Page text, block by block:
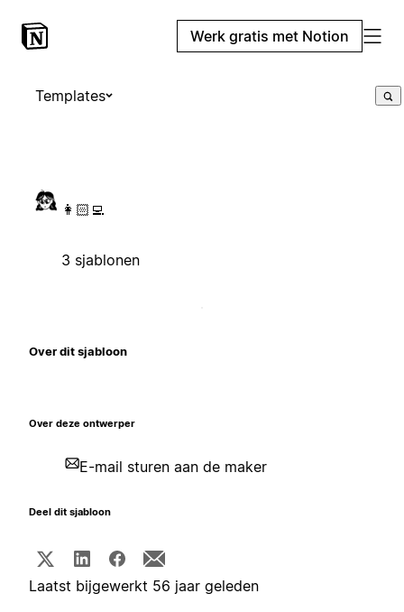
Werk gratis met Notion
Templates
👩🏻‍💻
3 sjablonen
Over dit sjabloon
Over deze ontwerper
E-mail sturen aan de maker
Deel dit sjabloon
Laatst bijgewerkt 56 jaar geleden